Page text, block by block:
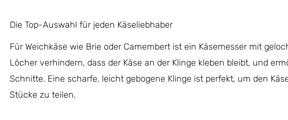
Die Top-Auswahl für jeden Käseliebhaber
Für Weichkäse wie Brie oder Camembert ist ein Käsemesser mit
Löcher verhindern, dass der Käse an der Klinge kleben bleibt, und
Schnitte. Eine scharfe, leicht gebogene Klinge ist perfekt, um den
Stücke zu teilen.